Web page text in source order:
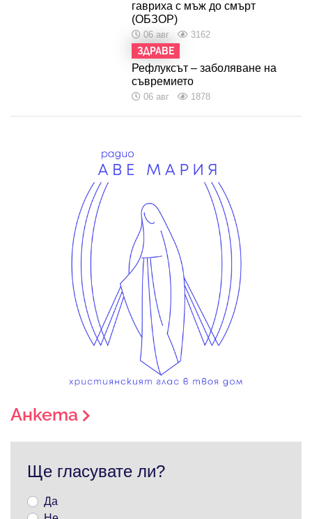
гавриха с мъж до смърт
(ОБЗОР)
06 авг 3162
ЗДРАВЕ
Рефлуксът – заболяване на
съвремието
06 авг 1878
Анкета
Ще гласувате ли?
Да